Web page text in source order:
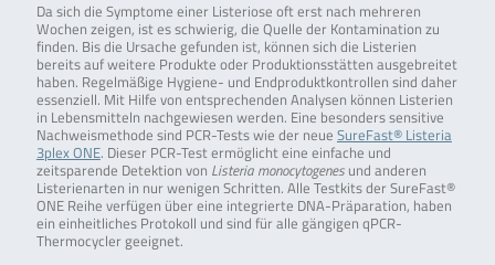
Da sich die Symptome einer Listeriose oft erst nach mehreren
Wochen zeigen, ist es schwierig, die Quelle der Kontamination zu
finden. Bis die Ursache gefunden ist, können sich die Listerien
bereits auf weitere Produkte oder Produktionsstätten ausgebreitet
haben. Regelmäßige Hygiene- und Endproduktkontrollen sind daher
essenziell. Mit Hilfe von entsprechenden Analysen können Listerien
in Lebensmitteln nachgewiesen werden. Eine besonders sensitive
Nachweismethode sind PCR-Tests wie der neue SureFast® Listeria
3plex ONE. Dieser PCR-Test ermöglicht eine einfache und
zeitsparende Detektion von Listeria monocytogenesund anderen
Listerienarten in nur wenigen Schritten. Alle Testkits der SureFast®
ONE Reihe verfügen über eine integrierte DNA-Präparation, haben
ein einheitliches Protokoll und sind für alle gängigen qPCR-
Thermocycler geeignet.